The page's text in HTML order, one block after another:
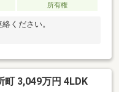
所有権
ください。
町 3,049万円 4LDK